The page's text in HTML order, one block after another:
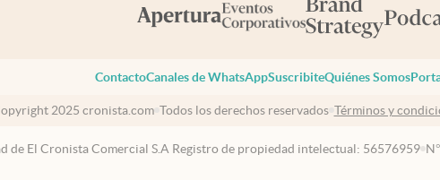
ContactoCanales de WhatsAppSuscribiteQuiénes Somos
2025 cronista.com Todos los derechos reservados Términos y
de El Cronista Comercial S.A Registro de propiedad intelectual: 56576959